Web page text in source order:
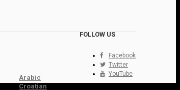
FOLLOW US
Facebook
Twitter
YouTube
Arabic
Croatian